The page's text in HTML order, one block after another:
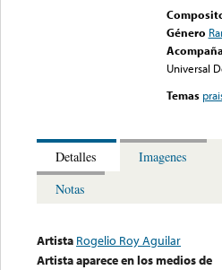
Género
Universal
Temas
Detalles
Imagenes
Notas
Artista Rogelio Roy Aguilar
Artista aparece en los medios de